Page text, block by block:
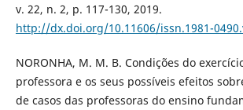
v. 22, n. 2, p. 117-130, 2019.
http://dx.doi.org/10.11606/issn.1981-
NORONHA, M. M. B. Condições do
professora e os seus possíveis efeitos
de casos das professoras do ensino